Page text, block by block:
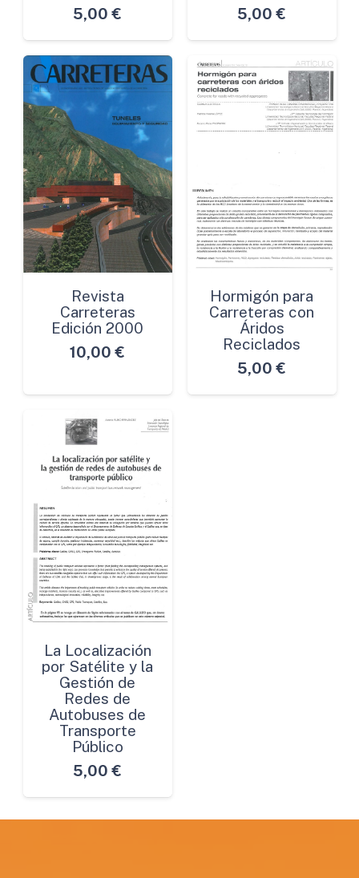
5,00 €
5,00 €
Revista
Carreteras
Edición 2000
10,00 €
Hormigón para
Carreteras con
Áridos
Reciclados
5,00 €
La Localización
por Satélite y la
Gestión de
Redes de
Autobuses de
Transporte
Público
5,00 €